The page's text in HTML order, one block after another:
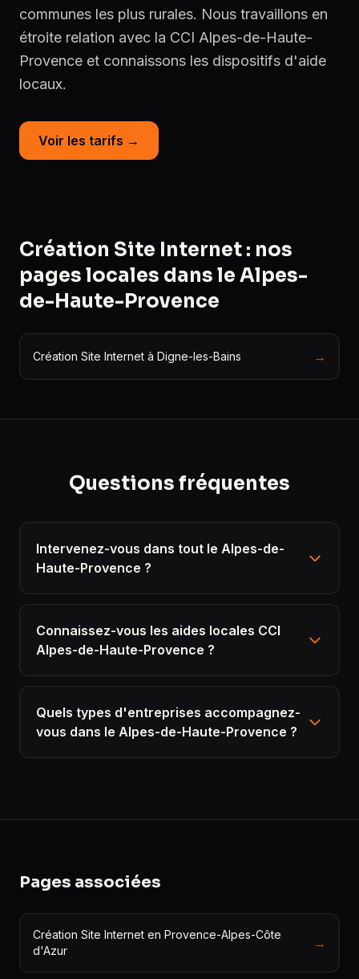
communes les plus rurales. Nous travaillons en
étroite relation avec la CCI Alpes-de-Haute-
Provence et connaissons les dispositifs d'aide
locaux.
Voir les tarifs →
Création Site Internet : nos
pages locales dans le Alpes-
de-Haute-Provence
Création Site Internet à Digne-les-Bains →
Questions fréquentes
Intervenez-vous dans tout le Alpes-de-
Haute-Provence ?
Connaissez-vous les aides locales CCI
Alpes-de-Haute-Provence ?
Quels types d'entreprises accompagnez-
vous dans le Alpes-de-Haute-Provence ?
Pages associées
Création Site Internet en Provence-Alpes-Côte
d'Azur
→